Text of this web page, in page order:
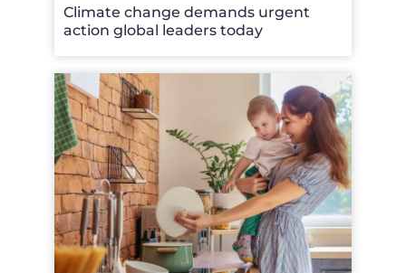
Climate change demands urgent
action global leaders today